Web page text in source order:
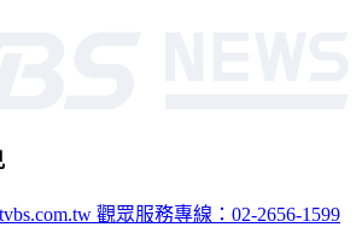
觀眾服務專線：02-2656-1599